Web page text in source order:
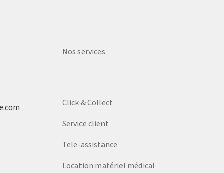
Nos services
Click & Collect
Service client
Tele-assistance
Location matériel médical